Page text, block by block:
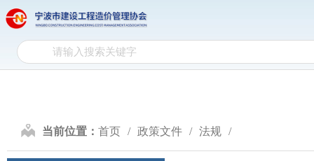
网站首页
网
当前位置： 首页 政策文件 法规